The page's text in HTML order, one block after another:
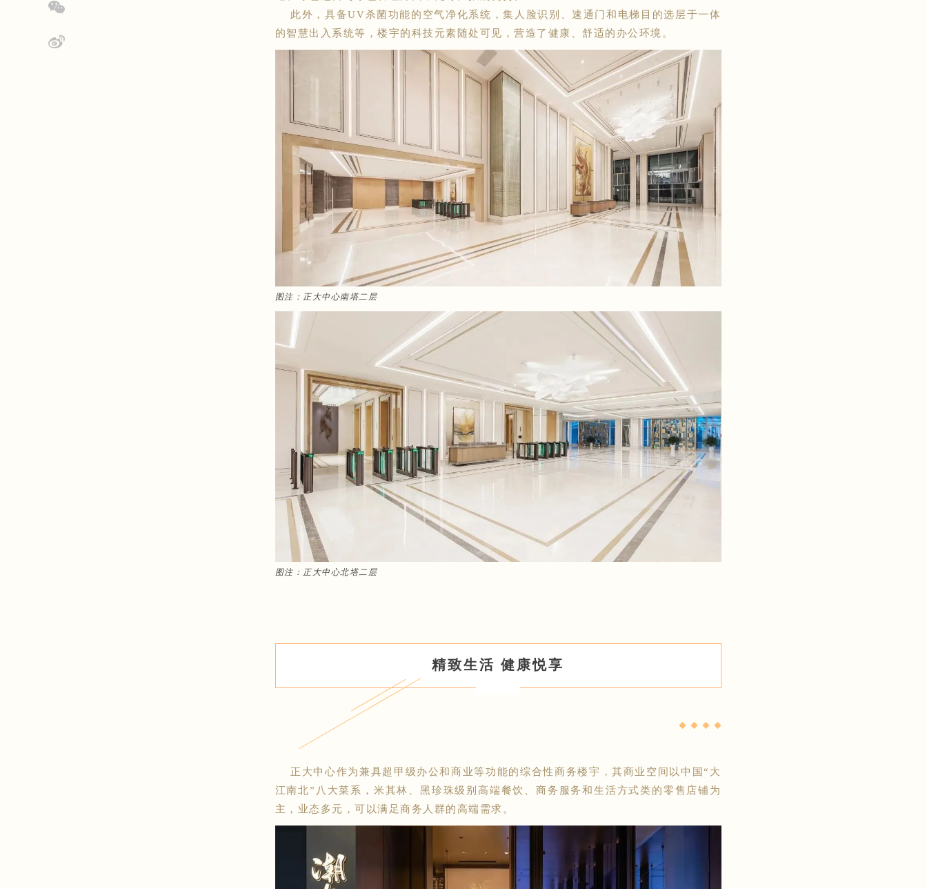
此外，具备UV杀菌功能的空气净化系统，集人脸识别、速通门和电梯目的选层于一体
的智慧出入系统等，楼宇的科技元素随处可见，营造了健康、舒适的办公环境。
图注：正大中心南塔二层
图注：正大中心北塔二层
精致生活 健康悦享
◆ ◆ ◆ ◆
正大中心作为兼具超甲级办公和商业等功能的综合性商务楼宇，其商业空间以中国“大
江南北”八大菜系，米其林、黑珍珠级别高端餐饮、商务服务和生活方式类的零售店铺为
主，业态多元，可以满足商务人群的高端需求。